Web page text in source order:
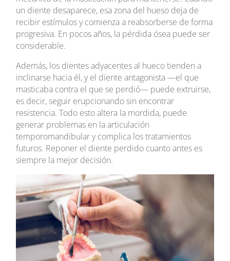
un diente desaparece, esa zona del hueso deja de
recibir estímulos y comienza a reabsorberse de forma
progresiva. En pocos años, la pérdida ósea puede ser
considerable.
Además, los dientes adyacentes al hueco tienden a
inclinarse hacia él, y el diente antagonista —el que
masticaba contra el que se perdió— puede extruirse,
es decir, seguir erupcionando sin encontrar
resistencia. Todo esto altera la mordida, puede
generar problemas en la articulación
temporomandibular y complica los tratamientos
futuros. Reponer el diente perdido cuanto antes es
siempre la mejor decisión.